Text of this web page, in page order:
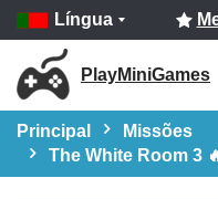
Língua
PlayMiniGames
Principal
Missões
The White Room 3